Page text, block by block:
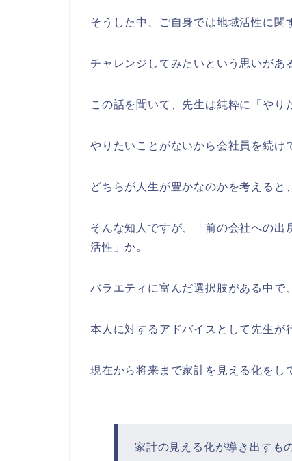
そうした中、ご自身では地域活性に
チャレンジしてみたいという思いがあ
この話を聞いて、先生は純粋に「やり
やりたいことがないから会社員を続け
どちらが人生が豊かなのかを考えると
そんな知人ですが、「前の会社への
活性」か。
バラエティに富んだ選択肢がある中で
本人に対するアドバイスとして先生が
現在から将来まで家計を見える化をし
家計の見える化が導き出すも